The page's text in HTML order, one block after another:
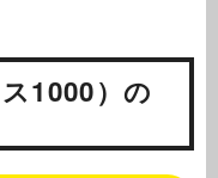
1000）の